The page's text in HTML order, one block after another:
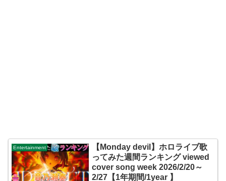
Entertainment
【Monday devil】ホロライブ歌
ってみた週間ランキング viewed
cover song week 2026/2/20～
2/27【1年期間/1year 】